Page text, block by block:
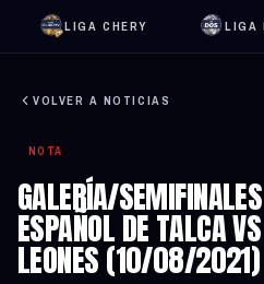
LIGA CHERY LIGA
VOLVER A NOTICIAS
NOTA
GALERÍA/
ESPAÑOL DE TALCA
LEONES (10/08/2021)